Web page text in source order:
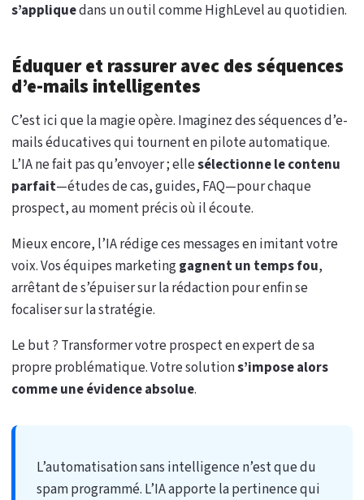
s’appliquedans un outil comme HighLevel au quotidien.
Éduquer et rassurer avec des séquences
d’e-mails intelligentes
C’est ici que la magie opère. Imaginez des séquences d’e-
mails éducatives qui tournent en pilote automatique.
L’IA ne fait pas qu’envoyer ; ellesélectionne le contenu
parfait—études de cas, guides, FAQ—pour chaque
prospect, au moment précis où il écoute.
Mieux encore, l’IA rédige ces messages en imitant votre
voix. Vos équipes marketinggagnent un temps fou,
arrêtant de s’épuiser sur la rédaction pour enfin se
focaliser sur la stratégie.
Le but ? Transformer votre prospect en expert de sa
propre problématique. Votre solutions’impose alors
comme une évidence absolue.
L’automatisation sans intelligence n’est que du
spam programmé. L’IA apporte la pertinence qui